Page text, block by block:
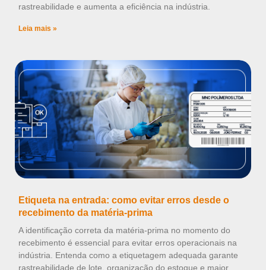
rastreabilidade e aumenta a eficiência na indústria.
Leia mais »
Etiqueta na entrada: como evitar erros desde o
recebimento da matéria-prima
A identificação correta da matéria-prima no momento do
recebimento é essencial para evitar erros operacionais na
indústria. Entenda como a etiquetagem adequada garante
rastreabilidade de lote, organização do estoque e maior